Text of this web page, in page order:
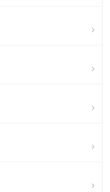
›
›
›
›
›